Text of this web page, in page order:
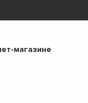
магазине